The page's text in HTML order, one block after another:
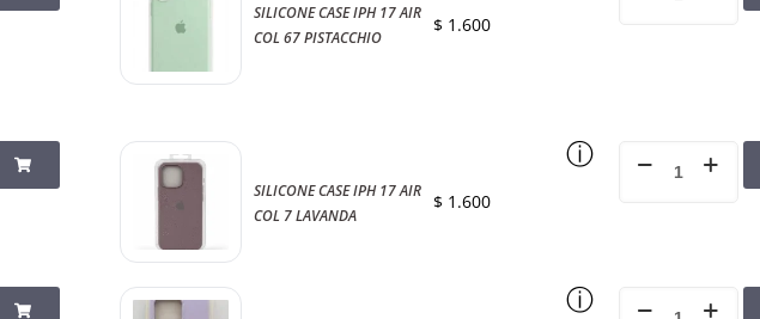
SILICONE CASE IPH 17 AIR
COL 67 PISTACCHIO
$1.600
SILICONE CASE IPH 17 AIR
COL 7 LAVANDA
$1.600
ⓘ
ⓘ